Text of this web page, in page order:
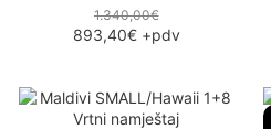
1.340,00€
893,40€+pdv